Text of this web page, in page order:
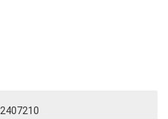
2407210